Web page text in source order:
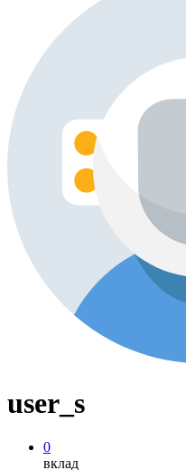
user_s
0
вклад